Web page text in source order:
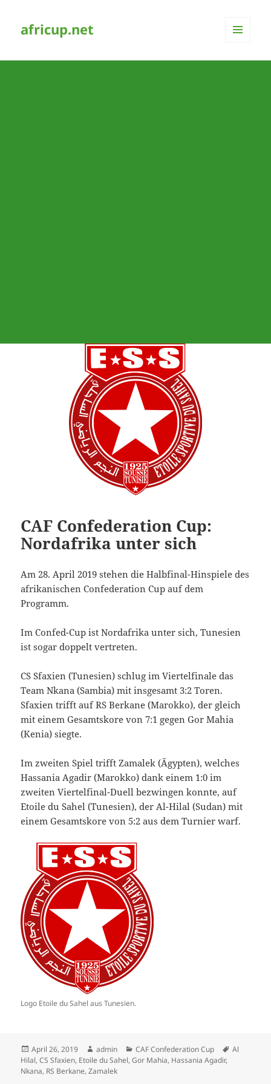
africup.net
CAF Confederation Cup:
Nordafrika unter sich
Am 28. April 2019 stehen die Halbfinal-Hinspiele des
afrikanischen Confederation Cup auf dem
Programm.
Im Confed-Cup ist Nordafrika unter sich, Tunesien
ist sogar doppelt vertreten.
CS Sfaxien (Tunesien) schlug im Viertelfinale das
Team Nkana (Sambia) mit insgesamt 3:2 Toren.
Sfaxien trifft auf RS Berkane (Marokko), der gleich
mit einem Gesamtskore von 7:1 gegen Gor Mahia
(Kenia) siegte.
Im zweiten Spiel trifft Zamalek (Ägypten), welches
Hassania Agadir (Marokko) dank einem 1:0 im
zweiten Viertelfinal-Duell bezwingen konnte, auf
Etoile du Sahel (Tunesien), der Al-Hilal (Sudan) mit
einem Gesamtskore von 5:2 aus dem Turnier warf.
Logo Etoile du Sahel aus Tunesien.
Veröffentlicht
am
April 26, 2019 Autor
admin Kategorien
CAF Confederation Cup
Al
Hilal,CS Sfaxien, Etoile du Sahel,Gor Mahia, Hassania Agadir,
Nkana, RS Berkane,Zamalek